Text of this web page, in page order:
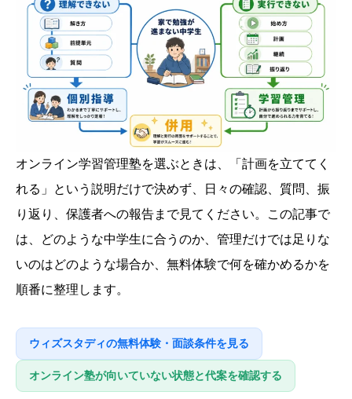
オンライン学習管理塾を選ぶときは、「計画を立ててく
れる」という説明だけで決めず、日々の確認、質問、振
り返り、保護者への報告まで見てください。この記事で
は、どのような中学生に合うのか、管理だけでは足りな
いのはどのような場合か、無料体験で何を確かめるかを
順番に整理します。
ウィズスタディの無料体験・面談条件を見る
オンライン塾が向いていない状態と代案を確認する